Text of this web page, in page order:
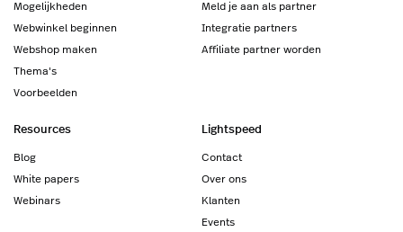
Mogelijkheden
Webwinkel beginnen
Webshop maken
Thema's
Voorbeelden
Meld je aan als partner
Integratie partners
Affiliate partner worden
Resources
Blog
White papers
Webinars
Lightspeed
Contact
Over ons
Klanten
Events